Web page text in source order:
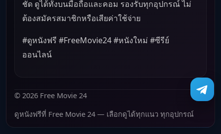
ชัด ดูได้ทั้งบนมือถือและคอม รองรับทุกอุปกรณ์ ไม่
ต้องสมัครสมาชิกหรือเสียค่าใช้จ่าย
#ดูหนังฟรี #FreeMovie24 #หนังใหม่ #ซีรีย์
ออนไลน์
© 2026 Free Movie 24
ดูหนังฟรีที่ Free Movie 24 — เลือกดูได้ทุกแนว ทุกอุปกรณ์